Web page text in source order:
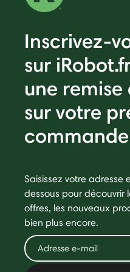
Inscrivez-
sur
une remise
sur votre
commande
Saisissez votre adresse
dessous pour découvrir
offres, les nouveaux
bien plus encore.